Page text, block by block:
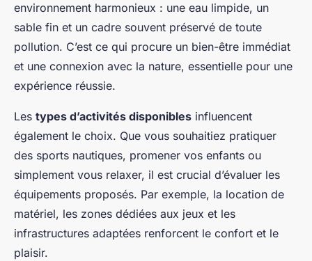
environnement harmonieux : une eau limpide, un
sable fin et un cadre souvent préservé de toute
pollution. C’est ce qui procure un bien-être immédiat
et une connexion avec la nature, essentielle pour une
expérience réussie.
Les types d’activités disponibles influencent
également le choix. Que vous souhaitiez pratiquer
des sports nautiques, promener vos enfants ou
simplement vous relaxer, il est crucial d’évaluer les
équipements proposés. Par exemple, la location de
matériel, les zones dédiées aux jeux et les
infrastructures adaptées renforcent le confort et le
plaisir.